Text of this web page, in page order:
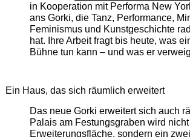
in Kooperation mit Performa New
ans Gorki, die Tanz, Performance,
Feminismus und Kunstgeschichte
hat. Ihre Arbeit fragt bis heute, was
Bühne tun kann – und was er
Ein Haus, das sich räumlich erweitert
Das neue Gorki erweitert sich auch
Palais am Festungsgraben wird
Erweiterungsfläche, sondern ein